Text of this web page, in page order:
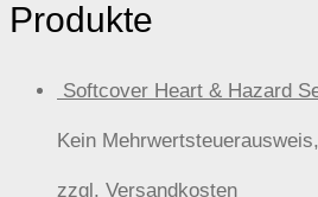
Produkte
Softcover Heart & Hazard
Kein
zzgl. Versandkosten